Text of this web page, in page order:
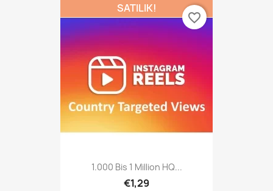
1.000 Bis 1 Million HQ...
€1,29
SATILIK!
favorite_border